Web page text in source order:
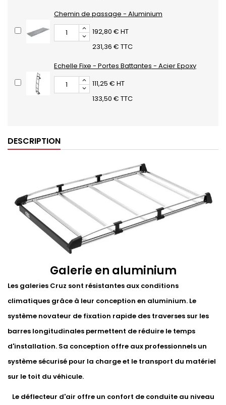
Chemin de passage - Aluminium
192,80 € HT
231,36 € TTC
Echelle Fixe - Portes Battantes - Acier Epoxy
111,25 € HT
133,50 € TTC
DESCRIPTION
Galerie en aluminium
Les galeries Cruz sont résistantes aux conditions
climatiques grâce à leur conception en aluminium. Le
système novateur de fixation rapide des traverses sur les
barres longitudinales permettent de réduire le temps
d'installation. Sa conception offre aux professionnels un
système sécurisé pour la charge et le transport du matériel
sur le toit du véhicule.
Le déflecteur d'air offre un confort de conduite au niveau